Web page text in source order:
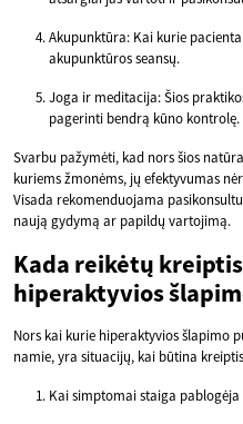
Akupunktūra: Kai kurie
akupunktūros seansų.
Joga ir meditacija: Šios
pagerinti bendrą kūno kontrolę.
Svarbu pažymėti, kad nors šios
kuriems žmonėms, jų efektyvumas
Visada rekomenduojama
naują gydymą ar papildų vartojimą.
Kada reikėtų
hiperaktyvios
Nors kai kurie hiperaktyvios šlapimo
namie, yra situacijų, kai būtina
Kai simptomai staiga